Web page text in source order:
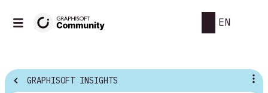
EN
GRAPHISOFT INSIGHTS